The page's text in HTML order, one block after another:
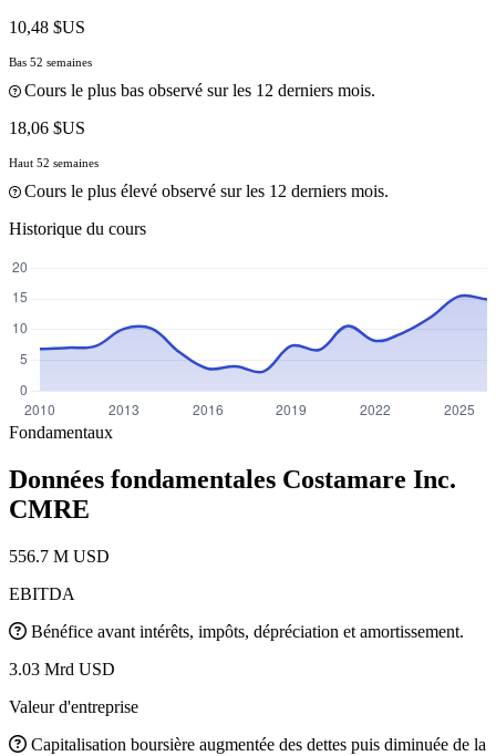
10,48 $US
Bas 52 semaines
Cours le plus bas observé sur les 12 derniers mois.
18,06 $US
Haut 52 semaines
Cours le plus élevé observé sur les 12 derniers mois.
Historique du cours
Fondamentaux
Données fondamentales Costamare Inc.
CMRE
556.7 M USD
EBITDA
Bénéfice avant intérêts, impôts, dépréciation et amortissement.
3.03 Mrd USD
Valeur d'entreprise
Capitalisation boursière augmentée des dettes puis diminuée de la